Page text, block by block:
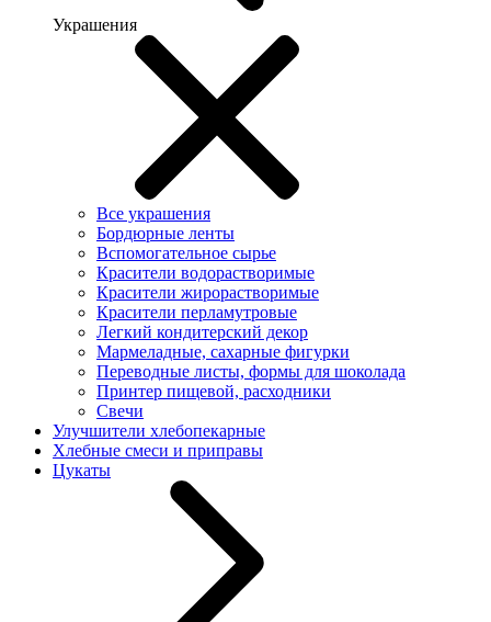
Украшения
Все украшения
Бордюрные ленты
Вспомогательное сырье
Красители водорастворимые
Красители жирорастворимые
Красители перламутровые
Легкий кондитерский декор
Мармеладные, сахарные фигурки
Переводные листы, формы для шоколада
Принтер пищевой, расходники
Свечи
Улучшители хлебопекарные
Хлебные смеси и приправы
Цукаты